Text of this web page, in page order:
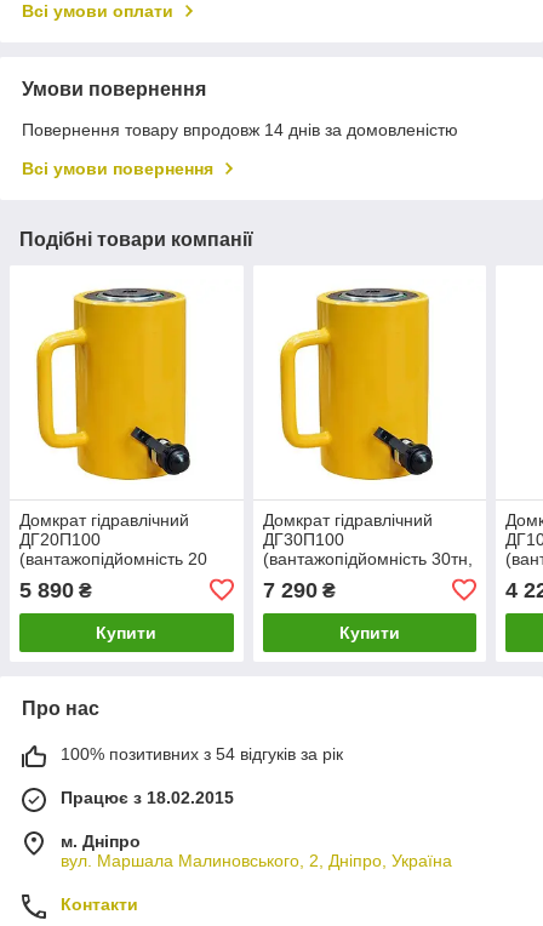
Всі умови оплати
Умови повернення
Повернення товару впродовж 14 днів за домовленістю
Всі умови повернення
Подібні товари компанії
Домкрат гідравлічний
ДГ20П100
(вантажопідйомність 20
5 890 ₴
Купити
Домкрат гідравлічний
ДГ30П100
(вантажопідйомність 30тн,
7 290₴
Купити
4
Про нас
100% позитивних з 54 відгуків за рік
Працює з 18.02.2015
м. Дніпро
вул. Маршала Малиновського, 2, Дніпро, Україна
Контакти